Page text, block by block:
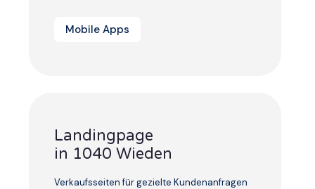
Mobile Apps
Landingpage
in 1040 Wieden
Verkaufsseiten für gezielte Kundenanfragen